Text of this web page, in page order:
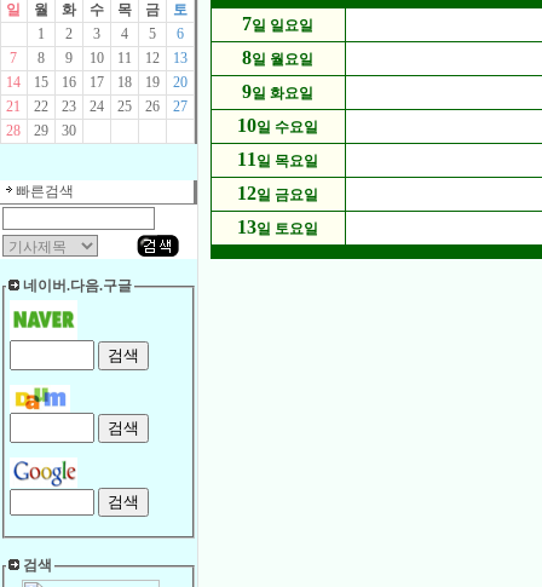
일
월 화 수 목 금
토
1
2 3 4 5
6
7
8 9 10 11 12
13
14
15 16 17 18 19
20
21
22 23 24 25 26
27
28
29 30
빠른검색
네이버.다음.구글
검색
7일 일요일
8일 월요일
9일 화요일
10일 수요일
11 일 목요일
12일 금요일
13일 토요일